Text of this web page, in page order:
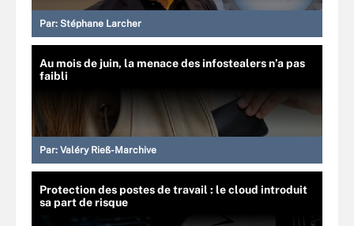
Par: Stéphane Larcher
Au mois de juin, la menace des infostealers n’a pas
faibli
Par: Valéry Rieß-Marchive
Protection des postes de travail : le cloud introduit
sa part de risque